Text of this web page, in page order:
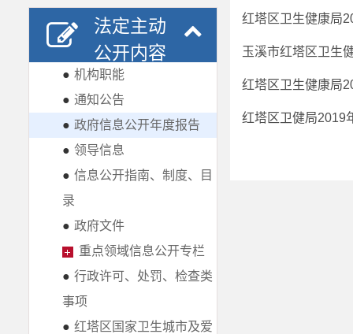
法定主动
公开内容
● 机构职能
● 通知公告
● 政府信息公开年度报告
● 领导信息
● 信息公开指南、制度、目
录
● 政府文件
重点领域信息公开专栏
● 行政许可、处罚、检查类
事项
● 红塔区国家卫生城市及爱
红塔区卫生健康局
玉溪市红塔区卫生
红塔区卫生健康局
红塔区卫健局2019